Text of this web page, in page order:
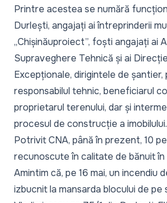
Printre acestea se numără
Durlești, angajați ai întreprinderii
„Chișinăuproiect”, foști angajați ai
Supraveghere Tehnică și ai
Excepționale, dirigintele de șantier,
responsabilul tehnic, beneficiarul
proprietarul terenului, dar și
procesul de construcție a imobilului.
Potrivit CNA, până în prezent, 10
recunoscute în calitate de bănuit în
Amintim că, pe 16 mai, un incendiu
izbucnit la mansarda blocului de